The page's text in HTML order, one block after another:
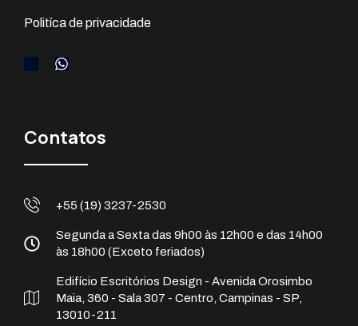
Politíca de privacidade
Contatos
+55 (19) 3237-2530
Segunda a Sexta das 9h00 às 12h00 e das 14h00
às 18h00 (Exceto feriados)
Edifício Escritórios Design - Avenida Orosimbo
Maia, 360 - Sala 307 - Centro, Campinas - SP,
13010-211